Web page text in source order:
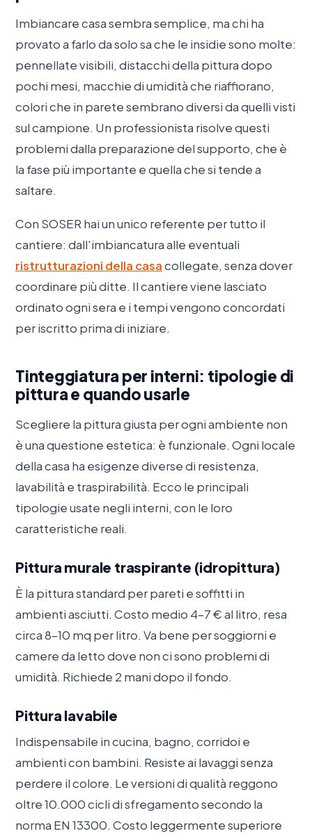
Imbiancare casa sembra semplice, ma chi ha
provato a farlo da solo sa che le insidie sono molte:
pennellate visibili, distacchi della pittura dopo
pochi mesi, macchie di umidità che riaffiorano,
colori che in parete sembrano diversi da quelli visti
sul campione. Un professionista risolve questi
problemi dalla preparazione del supporto, che è
la fase più importante e quella che si tende a
saltare.
Con SOSER hai un unico referente per tutto il
cantiere: dall'imbiancatura alle eventuali
ristrutturazioni della casacollegate, senza dover
coordinare più ditte. Il cantiere viene lasciato
ordinato ogni sera e i tempi vengono concordati
per iscritto prima di iniziare.
Tinteggiatura per interni: tipologie di
pittura e quando usarle
Scegliere la pittura giusta per ogni ambiente non
è una questione estetica: è funzionale. Ogni locale
della casa ha esigenze diverse di resistenza,
lavabilità e traspirabilità. Ecco le principali
tipologie usate negli interni, con le loro
caratteristiche reali.
Pittura murale traspirante (idropittura)
È la pittura standard per pareti e soffitti in
ambienti asciutti. Costo medio 4–7 € al litro, resa
circa 8–10 mq per litro. Va bene per soggiorni e
camere da letto dove non ci sono problemi di
umidità. Richiede 2 mani dopo il fondo.
Pittura lavabile
Indispensabile in cucina, bagno, corridoi e
ambienti con bambini. Resiste ai lavaggi senza
perdere il colore. Le versioni di qualità reggono
oltre 10.000 cicli di sfregamento secondo la
norma EN 13300. Costo leggermente superiore